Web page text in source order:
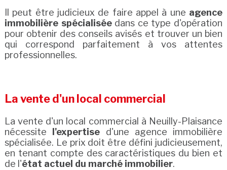
Il peut être judicieux de faire appel à une agence
immobilière spécialiséedans ce type d'opération
pour obtenir des conseils avisés et trouver un bien
qui correspond parfaitement à vos attentes
professionnelles.
La vente d'un local commercial
La vente d'un local commercial à Neuilly-Plaisance
nécessite
l'expertise d'une agence immobilière
spécialisée. Le prix doit être défini judicieusement,
en tenant compte des caractéristiques du bien et
de l'état actuel du marché immobilier.